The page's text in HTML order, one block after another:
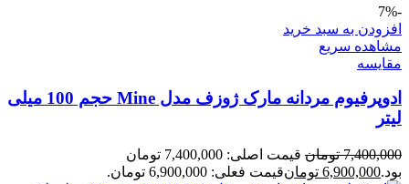
-7%
افزودن به سبد خرید
مشاهده سریع
مقایسه
ادوپرفیوم مردانه مارک ژوزف مدل Mine حجم 100 میلی
لیتر
7,400,000 تومان
قیمت اصلی: 7,400,000 تومان
بود.6,900,000 تومانقیمت فعلی: 6,900,000 تومان.